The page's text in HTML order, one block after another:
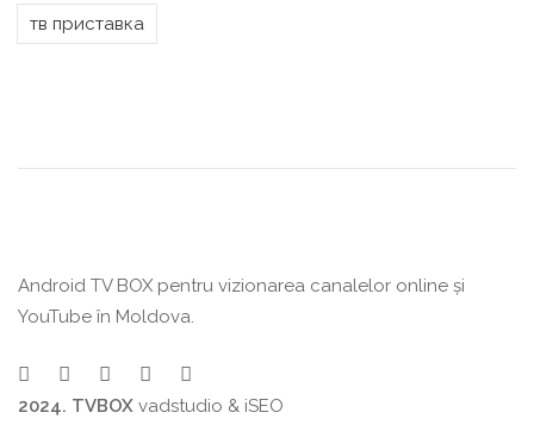
тв приставка
Android TV BOX pentru vizionarea canalelor online și
YouTube în Moldova.
2024. TVBOX vadstudio & iSEO